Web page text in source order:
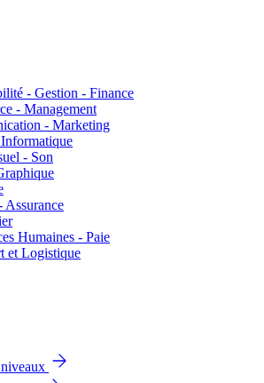
- Gestion - Finance
- Management
- Marketing
- Son
Assurance
Humaines - Paie
et Logistique